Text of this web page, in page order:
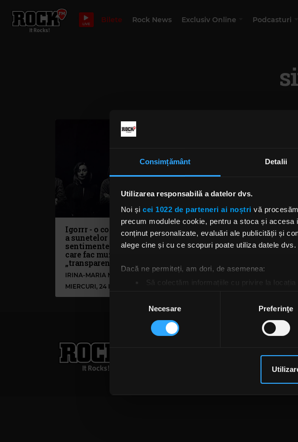
Consimțământ Detalii
Utilizarea responsabilă a datelor dvs.
Noi și cei 1022 de parteneri ai noștri vă
precum modulele cookie, pentru a stoca și
conținut personalizate, evaluări ale publicității și
alege cine și cu ce scopuri poate utiliza datele dvs.
Dacă ne permiteți, am dori, de asemenea:
Să colectăm informațiile cu privire la
Găsiți mai multe informații despre procesarea
Vă puteți modifica sau retrage oricând acordul din
traficul. De asemenea, le oferim partenerilor de
care folosiți site-ul nostru. Aceștia le pot combina
Selecția
consimțământului
Necesare Preferinţe
LIVE Bilete Rock News Exclusiv Online Podcasturi
Igorrr - o continuă explorare
a sunetelor neobișnuite, a
sentimentelor și a culorilor
care fac muzica trupei
„transparentă”
IRINA-MARIA MARINESCU
MIERCURI, 24 IULIE 2024
Contact
Despre